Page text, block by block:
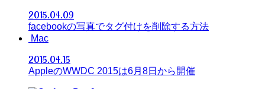
2015.04.09
facebookの写真でタグ付けを削除する方法
Mac
2015.04.15
AppleのWWDC 2015は6月8日から開催